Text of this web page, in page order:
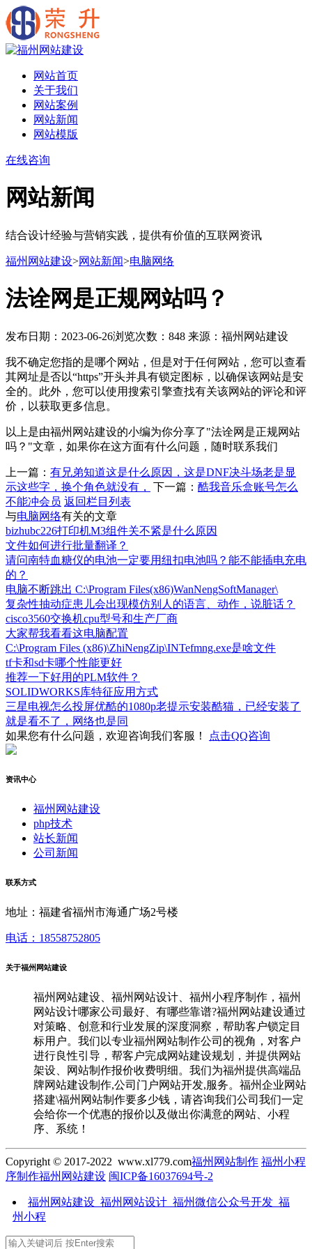
网站首页
关于我们
网站案例
网站新闻
网站模版
在线咨询
网站新闻
结合设计经验与营销实践，提供有价值的互联网资讯
福州网站建设>网站新闻>电脑网络
法诠网是正规网站吗？
发布日期：2023-06-26浏览次数：848 来源：福州网站建设
我不确定您指的是哪个网站，但是对于任何网站，您可以查看
其网址是否以“https”开头并具有锁定图标，以确保该网站是安
全的。此外，您可以使用搜索引擎查找有关该网站的评论和评
价，以获取更多信息。
以上是由福州网站建设的小编为你分享了"法诠网是正规网站
吗？"文章，如果你在这方面有什么问题，随时联系我们
上一篇： 有兄弟知道这是什么原因，这是DNF决斗场老是显
示这些字，换个角色就没有，
下一篇： 酷我音乐盒账号怎么
不能冲会员 返回栏目列表
与电脑网络有关的文章
bizhubc226打印机M3组件关不紧是什么原因
文件如何进行批量翻译？
请问南特血糖仪的电池一定要用纽扣电池吗？能不能插电充电
的？
电脑不断跳出 C:\Program Files(x86)WanNengSoftManager\
复杂性抽动症患儿会出现模仿别人的语言、动作，说脏话？
cisco3560交换机cpu型号和生产厂商
大家帮我看看这电脑配置
C:\Program Files (x86)\ZhiNengZip\INTefmng.exe是啥文件
tf卡和sd卡哪个性能更好
推荐一下好用的PLM软件？
SOLIDWORKS库特征应用方式
三星电视怎么投屏优酷的1080p老提示安装酷猫，已经安装了
就是看不了，网络也是同
如果您有什么问题，欢迎咨询我们客服！
点击QQ咨询
资讯中心
福州网站建设
php技术
站长新闻
公司新闻
联系方式
地址：福建省福州市海通广场2号楼
电话：18558752805
关于福州网站建设
福州网站建设、福州网站设计、福州小程序制作，福州
网站设计哪家公司最好、有哪些靠谱?福州网站建设通过
对策略、创意和行业发展的深度洞察，帮助客户锁定目
标用户。我们以专业福州网站制作公司的视角，对客户
进行良性引导，帮客户完成网站建设规划，并提供网站
架设、网站制作报价收费明细。我们为福州提供高端品
牌网站建设制作,公司门户网站开发,服务。福州企业网站
搭建\福州网站制作要多少钱，请咨询我们公司我们一定
会给你一个优惠的报价以及做出你满意的网站、小程
序、系统！
Copyright © 2017-2022 www.xl779.com福州网站制作 福州小程
序制作福州网站建设 闽ICP备16037694号-2
福州网站建设_福州网站设计_福州微信公众号开发_福
州小程